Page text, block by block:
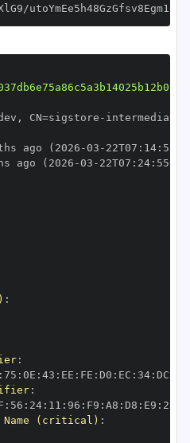
, CN=sigstore -
ago (2026 -03 - 22T07 : 14:
ago (2026 -03 - 22T07 : 24: 55+00
:
:
: 75 : 0E : 43 : EE : FE : D0 : EC : 34: DC
:
: 56 : 24: 11 : 96 : F9 : A8 : D8 : E9 : 28
(critical) :